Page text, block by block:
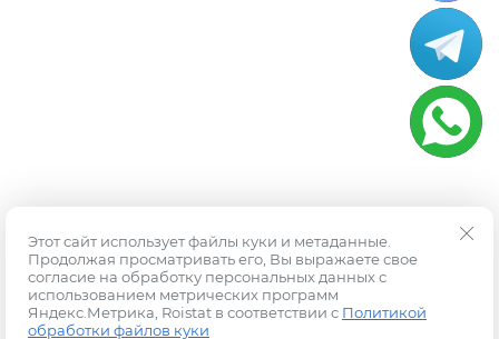
Этот сайт использует файлы куки и метаданные.
Продолжая просматривать его, Вы выражаете свое
согласие на обработку персональных данных с
использованием метрических программ
Яндекс.Метрика, Roistat в соответствии с Политикой
обработки файлов куки